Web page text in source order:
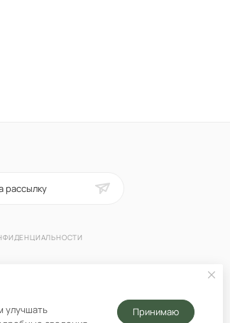
рассылку
улучшать
Принимаю